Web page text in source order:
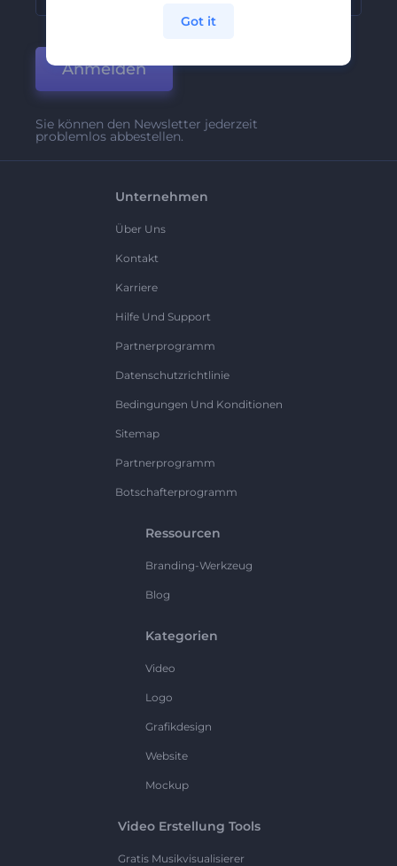
Anmelden
Sie können den Newsletter jederzeit
problemlos abbestellen.
Unternehmen
Über Uns
Kontakt
Karriere
Hilfe Und Support
Partnerprogramm
Datenschutzrichtlinie
Bedingungen Und Konditionen
Sitemap
Partnerprogramm
Botschafterprogramm
Ressourcen
Branding-Werkzeug
Blog
Kategorien
Video
Logo
Grafikdesign
Website
Mockup
Video Erstellung Tools
Gratis Musikvisualisierer
Got it